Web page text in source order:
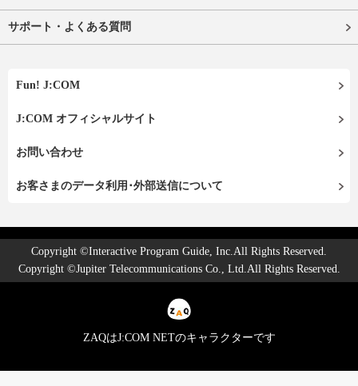
サポート・よくある質問
Fun! J:COM
J:COM オフィシャルサイト
お問い合わせ
お客さまのデータ利用･外部送信について
Copyright ©Interactive Program Guide, Inc.All Rights Reserved.
Copyright ©Jupiter Telecommunications Co., Ltd.All Rights Reserved.
ZAQはJ:COM NETのキャラクターです